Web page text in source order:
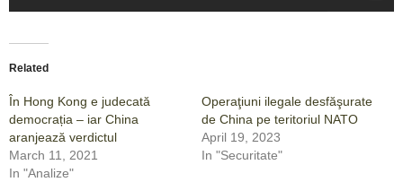
Related
În Hong Kong e judecată
democrația – iar China
aranjează verdictul
March 11, 2021
In "Analize"
Operaţiuni ilegale desfăşurate
de China pe teritoriul NATO
April 19, 2023
In "Securitate"